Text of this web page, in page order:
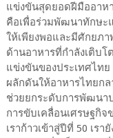
แข่งขันสุดยอดฝีมืออาห
คือเพื่อร่วมพัฒนาทักษะ
ให้เพียงพอและมีศักยภ
ด้านอาหารที่กำลังเติบโ
แข่งขันของประเทศไท
ผลักดันให้อาหารไทยกล
ช่วยยกระดับการพัฒนา
การขับเคลื่อนเศรษฐกิจ
เราก้าวเข้าสู่ปีที่ 50 เร